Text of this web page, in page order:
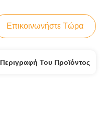
Επικοινωνήστε Τώρα
Περιγραφή Του Προϊόντος